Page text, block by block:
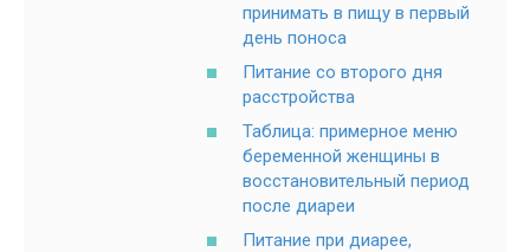
принимать в пищу в первый
день поноса
Питание со второго дня
расстройства
Таблица: примерное меню
беременной женщины в
восстановительный период
после диареи
Питание при диарее,